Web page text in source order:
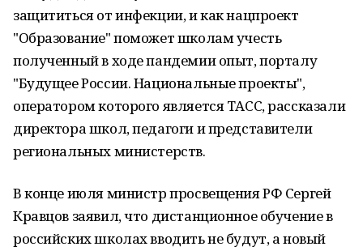
защититься от инфекции, и как нацпроект
"Образование" поможет школам учесть
полученный в ходе пандемии опыт, порталу
"Будущее России. Национальные проекты",
оператором которого является ТАСС, рассказали
директора школ, педагоги и представители
региональных министерств.
В конце июля министр просвещения РФ Сергей
Кравцов заявил, что дистанционное обучение в
российских школах вводить не будут, а новый